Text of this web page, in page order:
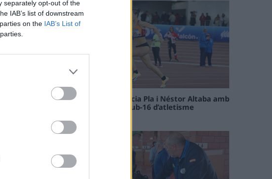
separately opt-out of the
IAB’s list of downstream
on the IAB’s List of
les
Paula Sintorres, Patrícia Pla i Néstor Altaba amb
la selecció catalana sub-16 d’atletisme
08 maig 2026